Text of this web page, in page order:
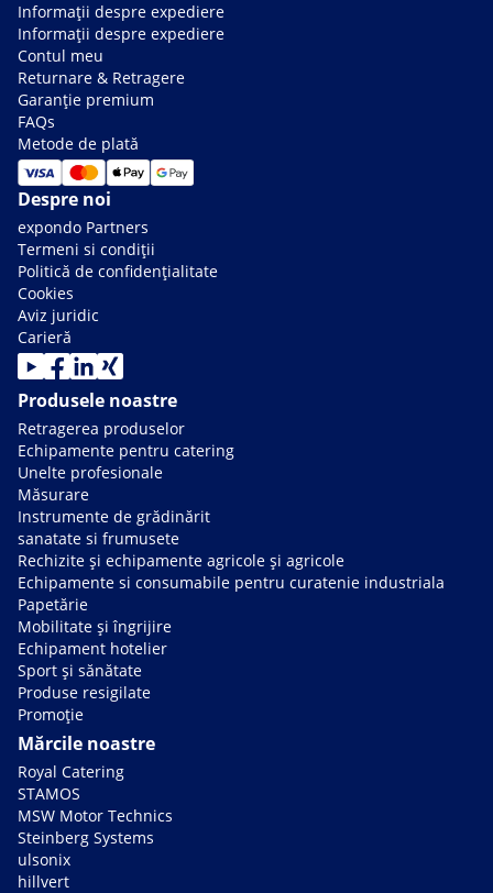
Informații despre expediere
Informații despre expediere
Contul meu
Returnare & Retragere
Garanție premium
FAQs
Metode de plată
Despre noi
expondo Partners
Termeni si condiții
Politică de confidențialitate
Cookies
Aviz juridic
Carieră
Produsele noastre
Retragerea produselor
Echipamente pentru catering
Unelte profesionale
Măsurare
Instrumente de grădinărit
sanatate si frumusete
Rechizite și echipamente agricole și agricole
Echipamente si consumabile pentru curatenie industriala
Papetărie
Mobilitate și îngrijire
Echipament hotelier
Sport și sănătate
Produse resigilate
Promoție
Mărcile noastre
Royal Catering
STAMOS
MSW Motor Technics
Steinberg Systems
ulsonix
hillvert